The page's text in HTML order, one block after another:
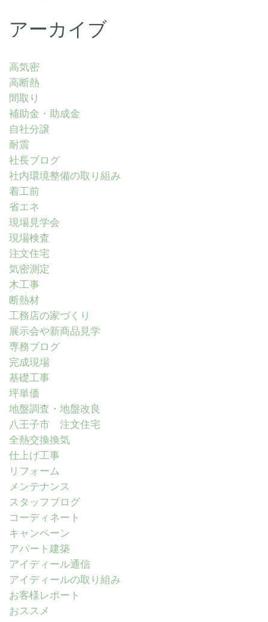
アーカイブ
高気密
高断熱
間取り
補助金・助成金
自社分譲
耐震
社長ブログ
社内環境整備の取り組み
着工前
省エネ
現場見学会
現場検査
注文住宅
気密測定
木工事
断熱材
工務店の家づくり
展示会や新商品見学
専務ブログ
完成現場
基礎工事
坪単価
地盤調査・地盤改良
八王子市 注文住宅
全熱交換換気
仕上げ工事
リフォーム
メンテナンス
スタッフブログ
コーディネート
キャンペーン
アパート建築
アイディール通信
アイディールの取り組み
お客様レポート
おススメ